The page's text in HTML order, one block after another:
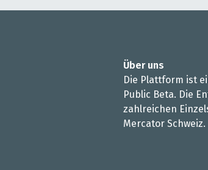
Über uns
Die Plattform ist
Public Beta. Die
zahlreichen
Mercator Schweiz.